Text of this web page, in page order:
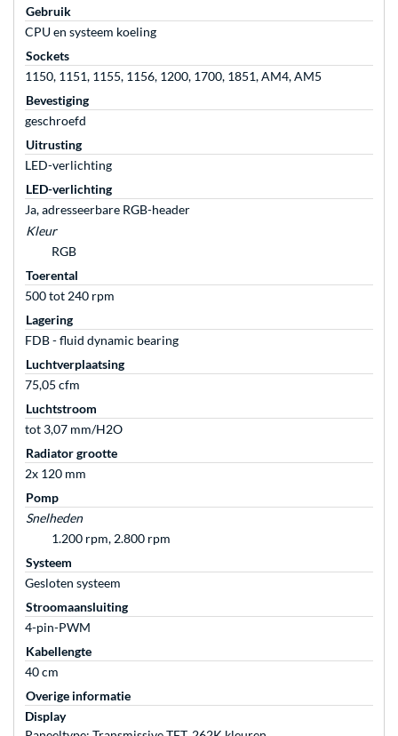
Gebruik
CPU en systeem koeling
Sockets
1150, 1151, 1155, 1156, 1200, 1700, 1851, AM4, AM5
Bevestiging
geschroefd
Uitrusting
LED-verlichting
LED-verlichting
Ja, adresseerbare RGB-header
Kleur
RGB
Toerental
500 tot 240 rpm
Lagering
FDB - fluid dynamic bearing
Luchtverplaatsing
75,05 cfm
Luchtstroom
tot 3,07 mm/H2O
Radiator grootte
2x 120 mm
Pomp
Snelheden
1.200 rpm, 2.800 rpm
Systeem
Gesloten systeem
Stroomaansluiting
4-pin-PWM
Kabellengte
40 cm
Overige informatie
Display